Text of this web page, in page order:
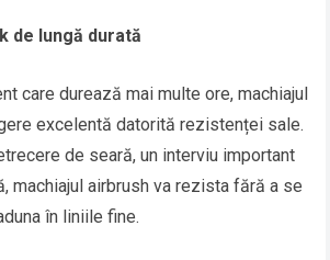
de lungă durată
care durează mai multe ore, machiajul
excelentă datorită rezistenței sale.
de seară, un interviu important
machiajul airbrush va rezista fără a se
în liniile fine.